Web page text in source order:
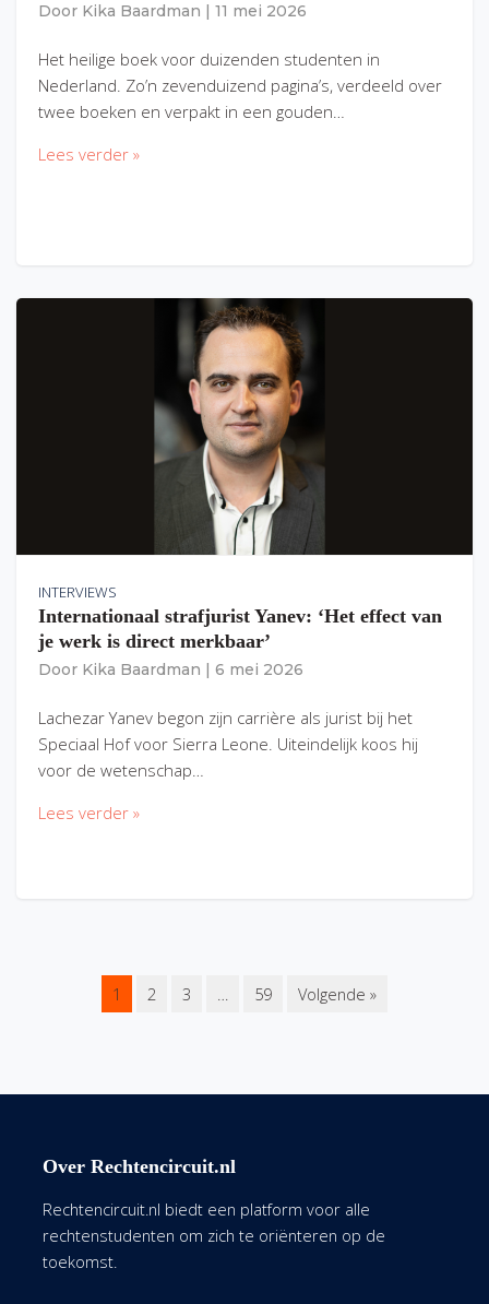
Door Kika Baardman 11 mei 2026
Het heilige boek voor duizenden studenten in
Nederland. Zo’n zevenduizend pagina’s, verdeeld over
twee boeken en verpakt in een gouden…
Lees verder »
INTERVIEWS
Internationaal strafjurist Yanev: ‘Het effect van
je werk is direct merkbaar’
Door Kika Baardman 6 mei 2026
Lachezar Yanev begon zijn carrière als jurist bij het
Speciaal Hof voor Sierra Leone. Uiteindelijk koos hij
voor de wetenschap…
Lees verder »
1 2 3 … 59 Volgende »
Over Rechtencircuit.nl
Rechtencircuit.nl biedt een platform voor alle
rechtenstudenten om zich te oriënteren op de
toekomst.